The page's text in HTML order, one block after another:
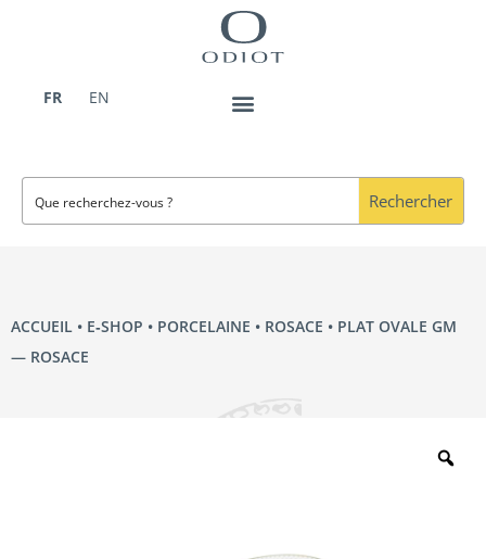
FR
EN
Rechercher
ACCUEIL • E‑SHOP • PORCELAINE • ROSACE • PLAT OVALE GM
— ROSACE